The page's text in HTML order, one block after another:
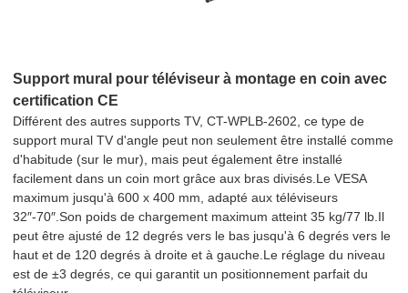
Support mural pour téléviseur à montage en coin avec
certification CE
Différent des autres supports TV, CT-WPLB-2602, ce type de
support mural TV d'angle peut non seulement être installé comme
d'habitude (sur le mur), mais peut également être installé
facilement dans un coin mort grâce aux bras divisés.Le VESA
maximum jusqu'à 600 x 400 mm, adapté aux téléviseurs
32″-70″.Son poids de chargement maximum atteint 35 kg/77 lb.Il
peut être ajusté de 12 degrés vers le bas jusqu'à 6 degrés vers le
haut et de 120 degrés à droite et à gauche.Le réglage du niveau
est de ±3 degrés, ce qui garantit un positionnement parfait du